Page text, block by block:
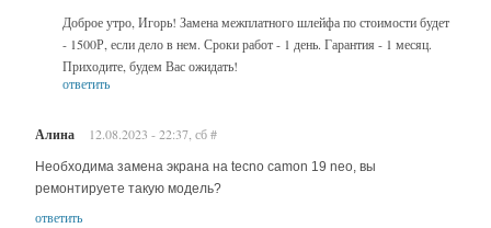
Доброе утро, Игорь! Замена межплатного шлейфа по стоимости будет
- 1500Р, если дело в нем. Сроки работ - 1 день. Гарантия - 1 месяц.
Приходите, будем Вас ожидать!
ответить
Алина 12.08.2023 - 22:37, сб#
Необходима замена экрана на tecno camon 19 neo, вы
ремонтируете такую модель?
ответить